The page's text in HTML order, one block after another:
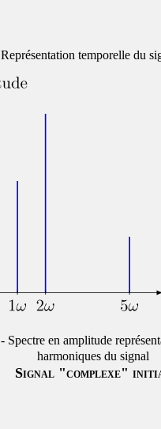
Signal "complexe"
Représentation temporelle du
Spectre en amplitude
harmoniques du signal